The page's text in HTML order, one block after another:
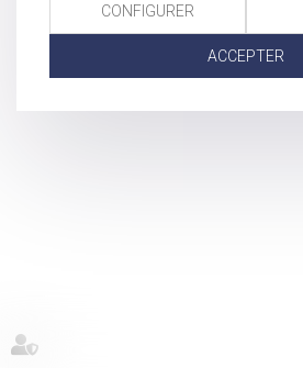
CONFIGURER
ACCEPTER